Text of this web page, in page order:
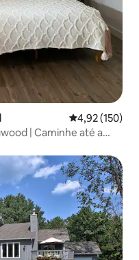
4,92 de uma
4,92 (150)
| Caminhe até a
hóspedes